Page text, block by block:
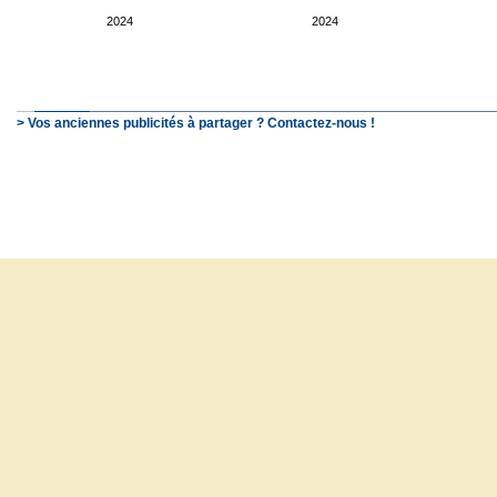
2024 2024
> Vos anciennes publicités à partager ? Contactez-nous !